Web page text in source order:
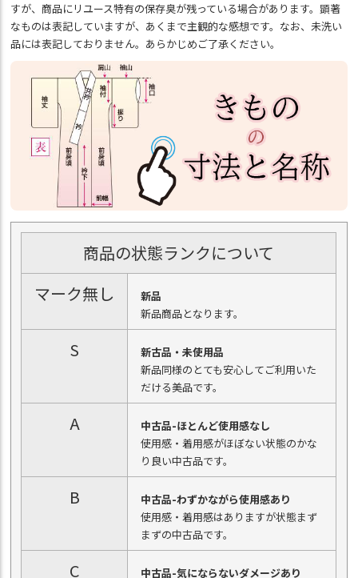
すが、商品にリユース特有の保存臭が残っている場合があります。顕著
なものは表記していますが、あくまで主観的な感想です。なお、未洗い
品には表記しておりません。あらかじめご了承ください。
商品の状態ランクについて
マーク無し
新品
新品商品となります。
S
新古品・未使用品
新品同様のとても安心してご利用いた
だける美品です。
A
中古品-ほとんど使用感なし
使用感・着用感がほぼない状態のかな
り良い中古品です。
B
中古品-わずかながら使用感あり
使用感・着用感はありますが状態まず
まずの中古品です。
C 中古品-気にならないダメージあり